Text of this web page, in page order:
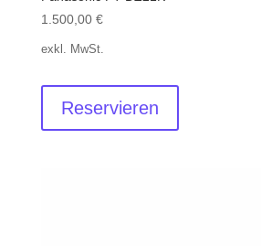
1.500,00 €
exkl. MwSt.
Reservieren